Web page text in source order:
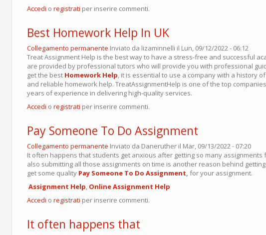
Accedi o registrati per inserire commenti.
Best Homework Help In UK
Collegamento permanente Inviato da lizaminnelli il Lun, 09/12/2022 - 06:12
Treat Assignment Help is the best way to have a stress-free and successful
are provided by professional tutors who will provide you with professional
get the best Homework Help, it is essential to use a company with a history
and reliable homework help. TreatAssignmentHelp is one of the top
years of experience in delivering high-quality services.
Accedi o registrati per inserire commenti.
Pay Someone To Do Assignment
Collegamento permanente Inviato da Daneruther il Mar, 09/13/2022 - 07:20
It often happens that students get anxious after getting so many assignments
also submitting all those assignments on time is another reason behind
get some quality Pay Someone To Do Assignment, for your assignment.
Assignment Help, OnlineAssignment Help
Accedi o registrati per inserire commenti.
It often happens that